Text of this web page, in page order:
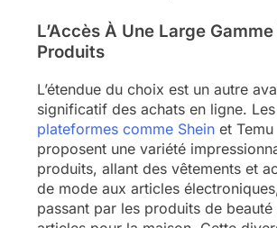
L’Accès À Une Large
Produits
L’étendue du choix est un autre
significatif des achats en ligne. Les
plateformes comme Sheinet Temu
proposent une variété
produits, allant des vêtements et
de mode aux articles
passant par les produits de beauté